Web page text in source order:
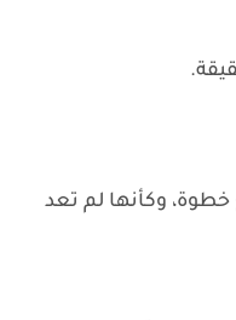
خطوة، وكأنها لم تعد